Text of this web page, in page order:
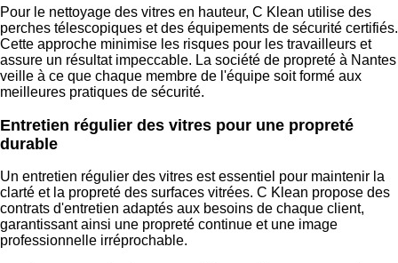
Pour le nettoyage des vitres en hauteur, C Klean utilise des
perches télescopiques et des équipements de sécurité certifiés.
Cette approche minimise les risques pour les travailleurs et
assure un résultat impeccable. La société de propreté à Nantes
veille à ce que chaque membre de l'équipe soit formé aux
meilleures pratiques de sécurité.
Entretien régulier des vitres pour une propreté
durable
Un entretien régulier des vitres est essentiel pour maintenir la
clarté et la propreté des surfaces vitrées. C Klean propose des
contrats d'entretien adaptés aux besoins de chaque client,
garantissant ainsi une propreté continue et une image
professionnelle irréprochable.